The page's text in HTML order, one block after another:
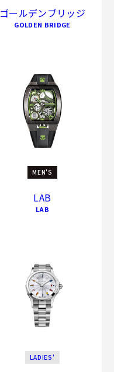
ゴールデンブリッジ
GOLDEN BRIDGE
MEN'S
LAB
LAB
LADIES'